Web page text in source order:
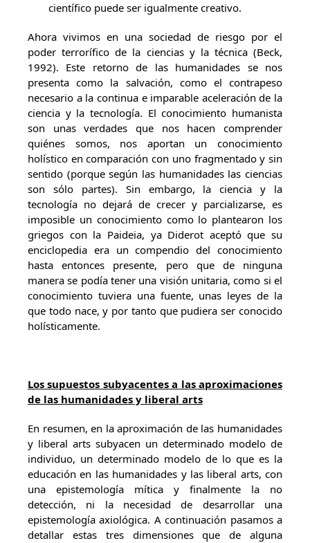
científico puede ser igualmente creativo.
Ahora vivimos en una sociedad de riesgo por el
poder terrorífico de la ciencias y la técnica (Beck,
1992). Este retorno de las humanidades se nos
presenta como la salvación, como el contrapeso
necesario a la continua e imparable aceleración de la
ciencia y la tecnología. El conocimiento humanista
son unas verdades que nos hacen comprender
quiénes somos, nos aportan un conocimiento
holístico en comparación con uno fragmentado y sin
sentido (porque según las humanidades las ciencias
son sólo partes). Sin embargo, la ciencia y la
tecnología no dejará de crecer y parcializarse, es
imposible un conocimiento como lo plantearon los
griegos con la Paideia, ya Diderot aceptó que su
enciclopedia era un compendio del conocimiento
hasta entonces presente, pero que de ninguna
manera se podía tener una visión unitaria, como si el
conocimiento tuviera una fuente, unas leyes de la
que todo nace, y por tanto que pudiera ser conocido
holísticamente.
Los supuestos subyacentes a las aproximaciones
de las humanidades y liberal arts
En resumen, en la aproximación de las humanidades
y liberal arts subyacen un determinado modelo de
individuo, un determinado modelo de lo que es la
educación en las humanidades y las liberal arts, con
una epistemología mítica y finalmente la no
detección, ni la necesidad de desarrollar una
epistemología axiológica. A continuación pasamos a
detallar estas tres dimensiones que de alguna